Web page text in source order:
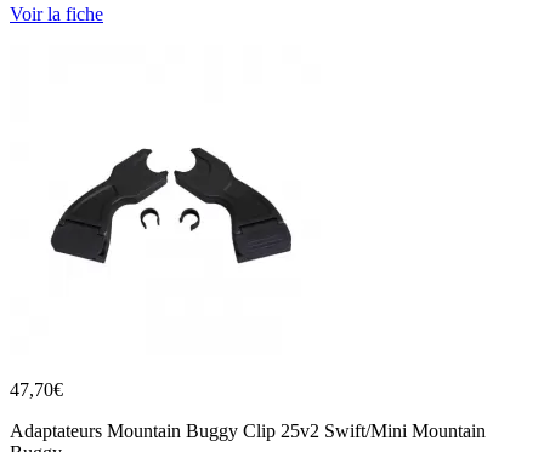
Voir la fiche
47,70€
Adaptateurs Mountain Buggy Clip 25v2 Swift/Mini Mountain